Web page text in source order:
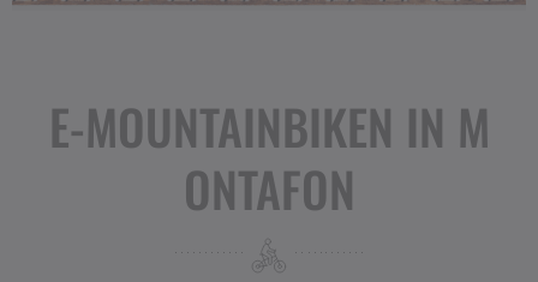
E-MOUNTAINBIKEN IN M
ONTAFON